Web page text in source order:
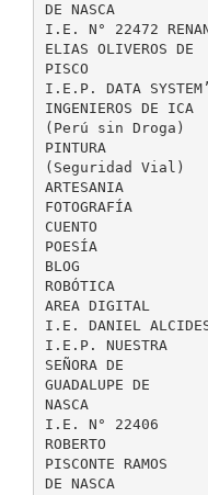
DE NASCA
I.E. N° 22472
ELIAS OLIVEROS DE
PISCO
I.E.P. DATA
INGENIEROS DE ICA
(Perú sin Droga)
PINTURA
(Seguridad Vial)
ARTESANIA
FOTOGRAFÍA
CUENTO
POESÍA
BLOG
ROBÓTICA
AREA DIGITAL
I.E. DANIEL
I.E.P. NUESTRA
SEÑORA DE
GUADALUPE DE
NASCA
I.E. N° 22406
ROBERTO
PISCONTE RAMOS
DE NASCA